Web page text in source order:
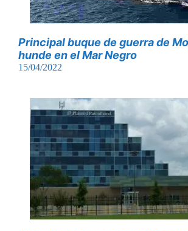
Principal buque de guerra de
hunde en el Mar Negro
15/04/2022